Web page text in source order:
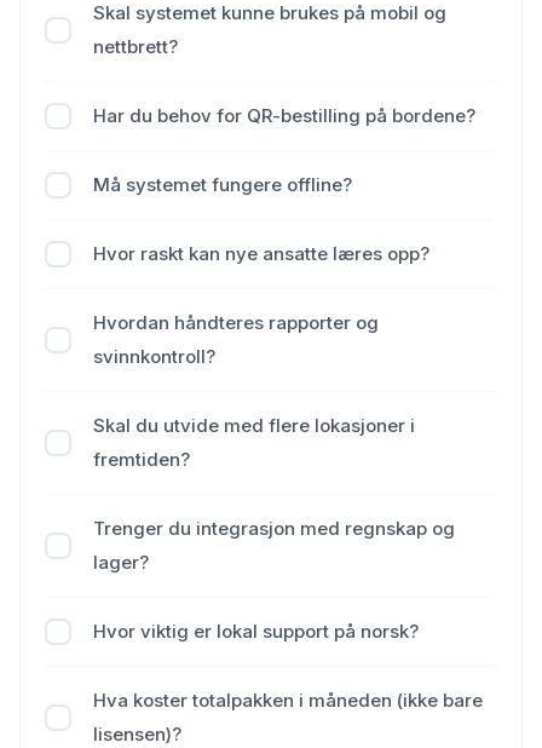
Skal systemet kunne brukes på mobil og
nettbrett?
Har du behov for QR-bestilling på bordene?
Må systemet fungere offline?
Hvor raskt kan nye ansatte læres opp?
Hvordan håndteres rapporter og
svinnkontroll?
Skal du utvide med flere lokasjoner i
fremtiden?
Trenger du integrasjon med regnskap og
lager?
Hvor viktig er lokal support på norsk?
Hva koster totalpakken i måneden (ikke bare
lisensen)?